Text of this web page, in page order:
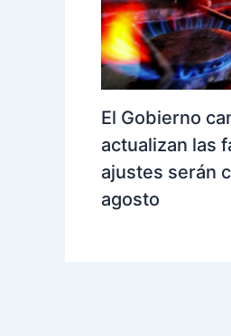
El Gobierno
actualizan las
ajustes serán
agosto